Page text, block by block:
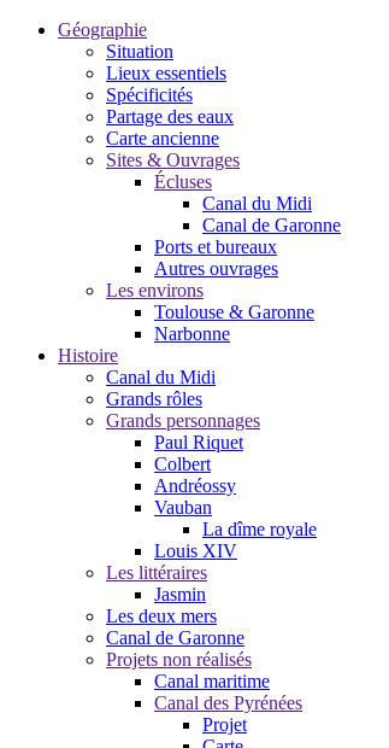
Géographie
Situation
Lieux essentiels
Spécificités
Partage des eaux
Carte ancienne
Sites & Ouvrages
Écluses
Canal du Midi
Canal de Garonne
Ports et bureaux
Autres ouvrages
Les environs
Toulouse & Garonne
Narbonne
Histoire
Canal du Midi
Grands rôles
Grands personnages
Paul Riquet
Colbert
Andréossy
Vauban
La dîme royale
Louis XIV
Les littéraires
Jasmin
Les deux mers
Canal de Garonne
Projets non réalisés
Canal maritime
Canal des Pyrénées
Projet